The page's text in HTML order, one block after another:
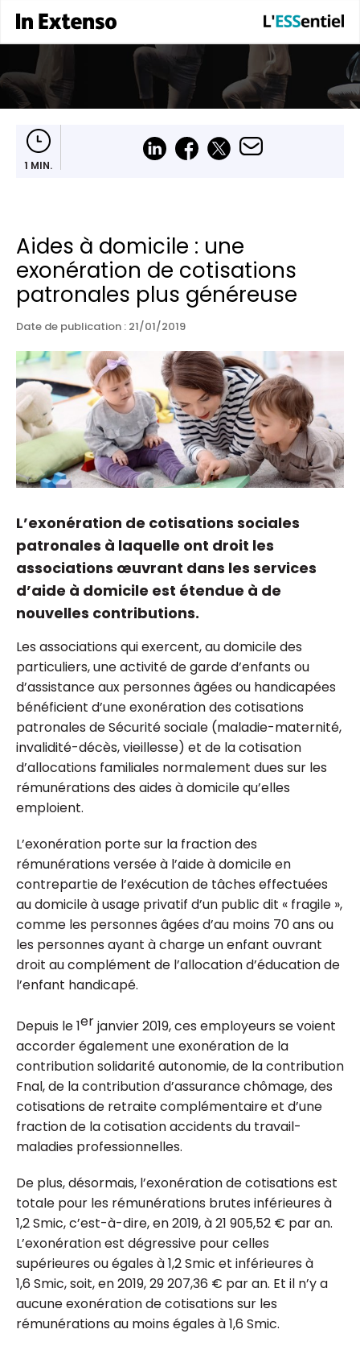
1 MIN.
Aides à domicile : une
exonération de cotisations
patronales plus généreuse
Date de publication : 21/01/2019
L’exonération de cotisations sociales
patronales à laquelle ont droit les
associations œuvrant dans les services
d’aide à domicile est étendue à de
nouvelles contributions.
Les associations qui exercent, au domicile des
particuliers, une activité de garde d’enfants ou
d’assistance aux personnes âgées ou handicapées
bénéficient d’une exonération des cotisations
patronales de Sécurité sociale (maladie-maternité,
invalidité-décès, vieillesse) et de la cotisation
d’allocations familiales normalement dues sur les
rémunérations des aides à domicile qu’elles
emploient.
L’exonération porte sur la fraction des
rémunérations versée à l’aide à domicile en
contrepartie de l’exécution de tâches effectuées
au domicile à usage privatif d’un public dit « fragile »,
comme les personnes âgées d’au moins 70 ans ou
les personnes ayant à charge un enfant ouvrant
droit au complément de l’allocation d’éducation de
l’enfant handicapé.
Depuis le 1erjanvier 2019, ces employeurs se voient
accorder également une exonération de la
contribution solidarité autonomie, de la contribution
Fnal, de la contribution d’assurance chômage, des
cotisations de retraite complémentaire et d’une
fraction de la cotisation accidents du travail-
maladies professionnelles.
De plus, désormais, l’exonération de cotisations est
totale pour les rémunérations brutes inférieures à
1,2 Smic, c’est-à-dire, en 2019, à 21 905,52 € par an.
L’exonération est dégressive pour celles
supérieures ou égales à 1,2 Smic et inférieures à
1,6 Smic, soit, en 2019, 29 207,36 € par an. Et il n’y a
aucune exonération de cotisations sur les
rémunérations au moins égales à 1,6 Smic.